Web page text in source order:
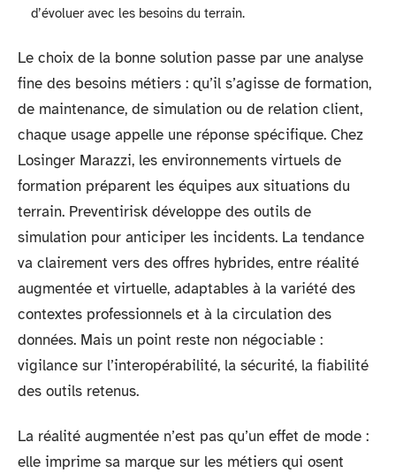
d’évoluer avec les besoins du terrain.
Le choix de la bonne solution passe par une analyse
fine des besoins métiers : qu’il s’agisse de formation,
de maintenance, de simulation ou de relation client,
chaque usage appelle une réponse spécifique. Chez
Losinger Marazzi, les environnements virtuels de
formation préparent les équipes aux situations du
terrain. Preventirisk développe des outils de
simulation pour anticiper les incidents. La tendance
va clairement vers des offres hybrides, entre réalité
augmentée et virtuelle, adaptables à la variété des
contextes professionnels et à la circulation des
données. Mais un point reste non négociable :
vigilance sur l’interopérabilité, la sécurité, la fiabilité
des outils retenus.
La réalité augmentée n’est pas qu’un effet de mode :
elle imprime sa marque sur les métiers qui osent